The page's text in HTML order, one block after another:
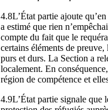
4.8L’État partie ajoute
a estimé que rien
compte du fait que le
certains éléments de
purs et durs. La Section a
localement. En
région de compétence et
4.9L’État partie signale que